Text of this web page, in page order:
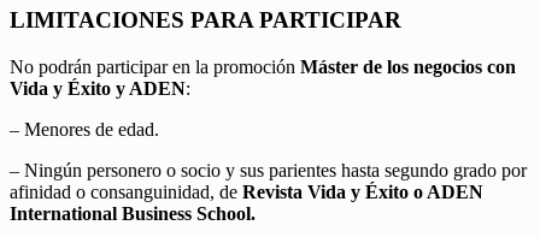
LIMITACIONES PARA PARTICIPAR
No podrán participar en la promoción Máster de los negocios con
Vida y Éxito y ADEN:
– Menores de edad.
– Ningún personero o socio y sus parientes hasta segundo grado por
afinidad o consanguinidad, de Revista Vida y Éxito o ADEN
International Business School.